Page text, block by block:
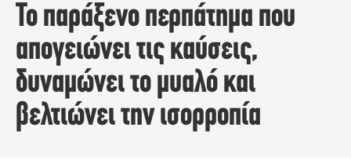
Το παράξενο περπάτημα που
απογειώνει τις καύσεις,
δυναμώνει το μυαλό και
βελτιώνει την ισορροπία